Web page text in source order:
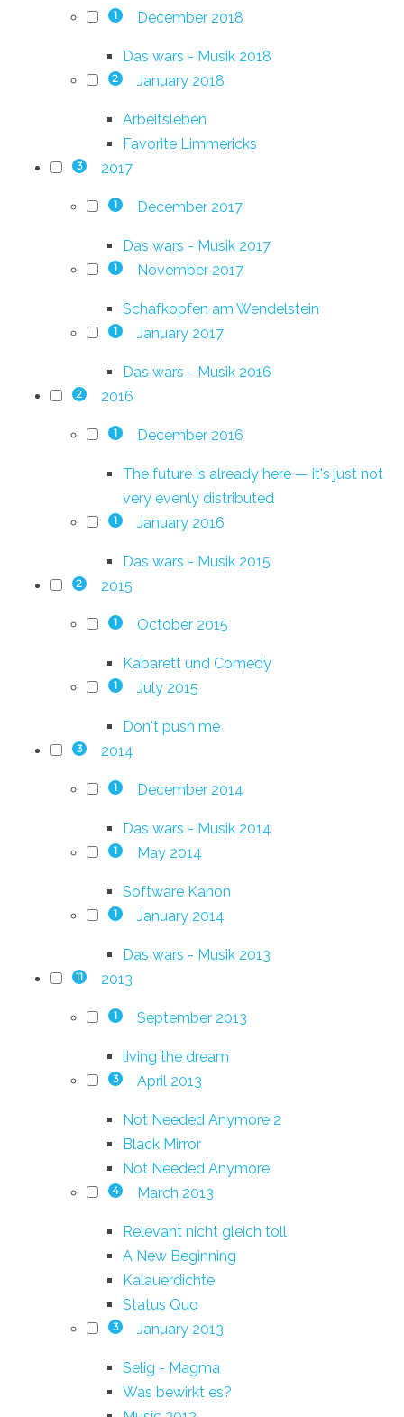
1 December 2018
Das wars - Musik 2018
2 January 2018
Arbeitsleben
Favorite Limmericks
3 2017
1 December 2017
Das wars - Musik 2017
1 November 2017
Schafkopfen am Wendelstein
1 January 2017
Das wars - Musik 2016
2 2016
1 December 2016
The future is already here — it's just not
very evenly distributed
1 January 2016
Das wars - Musik 2015
2 2015
1 October 2015
Kabarett und Comedy
1 July 2015
Don't push me
3 2014
1 December 2014
Das wars - Musik 2014
1 May 2014
Software Kanon
1 January 2014
Das wars - Musik 2013
11 2013
1 September 2013
living the dream
3 April 2013
Not Needed Anymore 2
Black Mirror
Not Needed Anymore
4 March 2013
Relevant nicht gleich toll
A New Beginning
Kalauerdichte
Status Quo
3 January 2013
Selig - Magma
Was bewirkt es?